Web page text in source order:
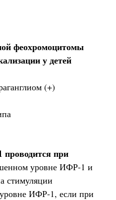
феохромоцитомы
у детей
(+)
проводится при
уровне ИФР-1 и
стимуляции
ИФР-1, если при